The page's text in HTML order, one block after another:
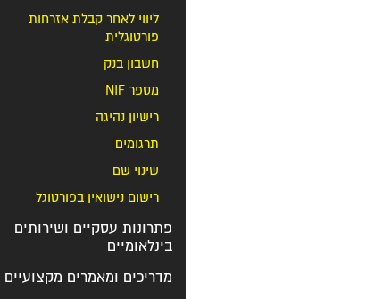
ליווי לאחר קבלת אזרחות
פורטוגלית
חשבון בנק
מספר NIF
רישיון נהיגה
תרגומים
שינוי שם
רישום נישואין בפורטוגל
פתרונות עסקיים ושירותים
בינלאומיים
מדריכים ומאמרים מקצועיים